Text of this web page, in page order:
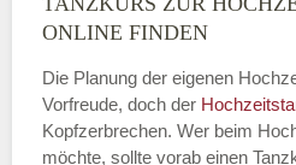
Montag
ONLINE FINDEN
Die Planung der eigenen
Vorfreude, doch der
Kopfzerbrechen. Wer beim
möchte, sollte vorab einen